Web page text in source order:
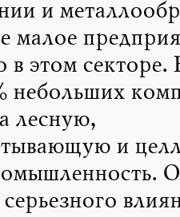
и
малое
в этом секторе.
небольших
лесную,
и